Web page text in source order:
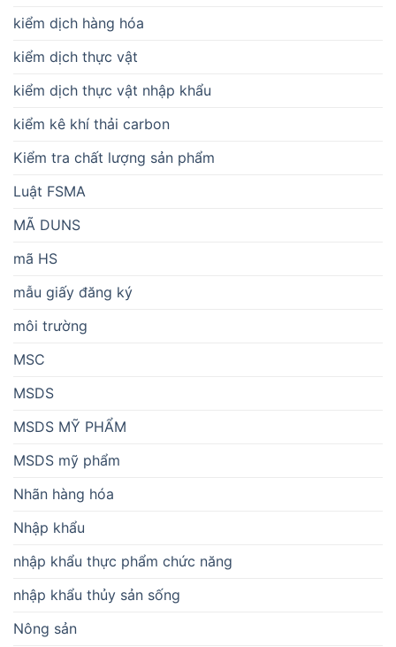
kiểm dịch hàng hóa
kiểm dịch thực vật
kiểm dịch thực vật nhập khẩu
kiểm kê khí thải carbon
Kiểm tra chất lượng sản phẩm
Luật FSMA
MÃ DUNS
mã HS
mẫu giấy đăng ký
môi trường
MSC
MSDS
MSDS MỸ PHẨM
MSDS mỹ phẩm
Nhãn hàng hóa
Nhập khẩu
nhập khẩu thực phẩm chức năng
nhập khẩu thủy sản sống
Nông sản